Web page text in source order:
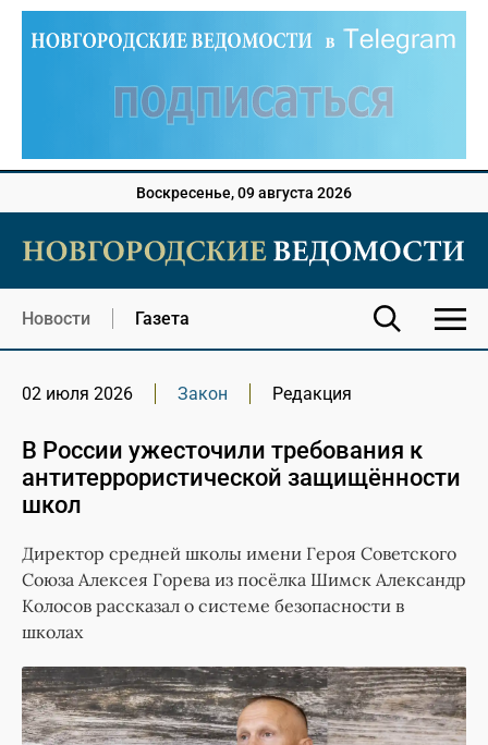
Воскресенье, 09 августа 2026
Новости Газета
02 июля 2026 Закон Редакция
В России ужесточили требования к
антитеррористической защищённости
школ
Директор средней школы имени Героя Советского
Союза Алексея Горева из посёлка Шимск Александр
Колосов рассказал о системе безопасности в
школах